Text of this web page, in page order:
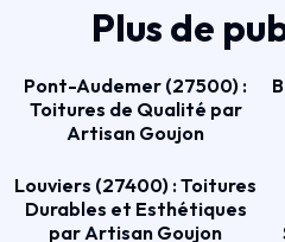
Plus de
Pont-Audemer (27500) :
Toitures de Qualité par
Artisan Goujon
Louviers (27400) : Toitures
Durables et Esthétiques
par Artisan Goujon